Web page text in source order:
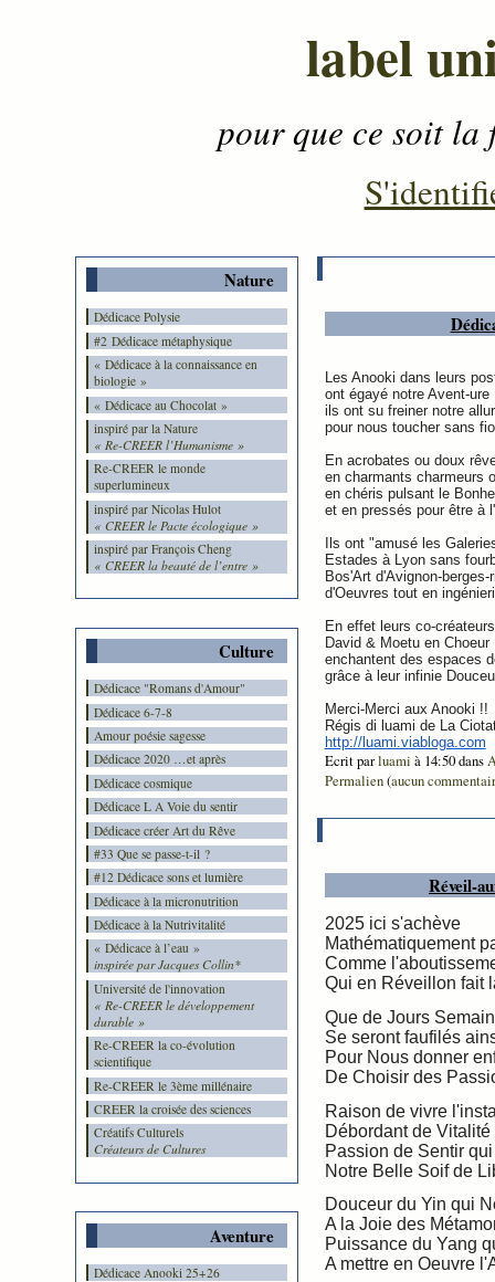
label
pour que ce soit
Nature
Dédicace Polysie
#2 Dédicace métaphysique
« Dédicace à la connaissance en
biologie »
« Dédicace au Chocolat »
inspiré par la Nature
« Re-CREER l’Humanisme »
Re-CREER le monde
superlumineux
inspiré par Nicolas Hulot
« CREER le Pacte écologique »
inspiré par François Cheng
« CREER la beauté de l’entre »
Culture
Dédicace "Romans d'Amour"
Dédicace 6-7-8
Amour poésie sagesse
Dédicace 2020 …et après
Dédicace cosmique
Dédicace L A Voie du sentir
Dédicace créer Art du Rêve
#33 Que se passe-t-il ?
#12 Dédicace sons et lumière
Dédicace à la micronutrition
Dédicace à la Nutrivitalité
« Dédicace à l’eau »
inspirée par Jacques Collin*
Université de l'innovation
« Re-CREER le développement
durable »
Re-CREER la co-évolution
scientifique
Re-CREER le 3ème millénaire
CREER la croisée des sciences
Créatifs Culturels
Créateurs de Cultures
Aventure
Dédicace Anooki 25+26
Les Anooki dans leurs
ont égayé notre Avent-ure
ils ont su freiner notre
pour nous toucher sans
En acrobates ou doux
en charmants charmeurs
en chéris pulsant le
et en pressés pour être à
Ils ont "amusé les
Estades à Lyon sans
Bos'Art d'Avignon-berges-
d'Oeuvres tout en
En effet leurs co-créateurs
David & Moetu en Choeur
enchantent des espaces
grâce à leur infinie
Merci-Merci aux Anooki !!
Régis di luami de La
http://luami.viabloga.com
Ecrit parluami à 14:50 dans
Permalien(aucun
Réveil-
2025 ici s'achève
Mathématiquement
Comme
Qui en Réveillon fait
Que de Jours
Se seront faufilés
Pour Nous donner
De Choisir des
Raison de vivre
Débordant de Vitalité
Passion de Sentir
Notre Belle Soif de
Douceur du Yin qui
A la Joie des
Puissance du Yang
A mettre en Oeuvre